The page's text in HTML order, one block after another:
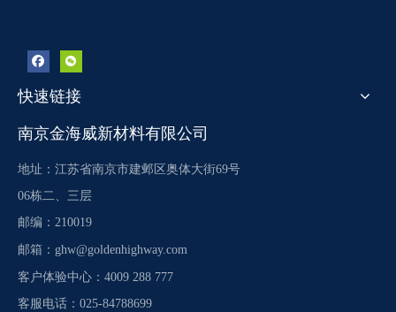
快速链接
南京金海威新材料有限公司
地址：江苏省南京市建邺区奥体大街69号
06栋二、三层
邮编：210019
邮箱： ghw@goldenhighway.com
客户体验中心：4009 288 777
客服电话：025-84788699